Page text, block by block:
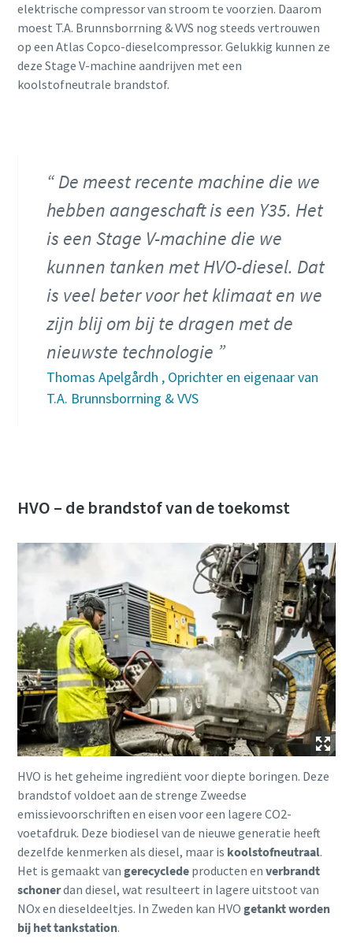
elektrische compressor van stroom te voorzien. Daarom
moest T.A. Brunnsborrning & VVS nog steeds vertrouwen
op een Atlas Copco-dieselcompressor. Gelukkig kunnen ze
deze Stage V-machine aandrijven met een
koolstofneutrale brandstof.
De meest recente machine die we
hebben aangeschaft is een Y35. Het
is een Stage V-machine die we
kunnen tanken met HVO-diesel. Dat
is veel beter voor het klimaat en we
zijn blij om bij te dragen met de
nieuwste technologie
Thomas Apelgårdh , Oprichter en eigenaar van
T.A. Brunnsborrning & VVS
HVO – de brandstof van de toekomst
HVO is het geheime ingrediënt voor diepte boringen. Deze
brandstof voldoet aan de strenge Zweedse
emissievoorschriften en eisen voor een lagere CO2-
voetafdruk. Deze biodiesel van de nieuwe generatie heeft
dezelfde kenmerken als diesel, maar is koolstofneutraal.
Het is gemaakt van gerecycledeproducten en verbrandt
schonerdan diesel, wat resulteert in lagere uitstoot van
NOx en dieseldeeltjes. In Zweden kan HVO getankt worden
bij het tankstation.